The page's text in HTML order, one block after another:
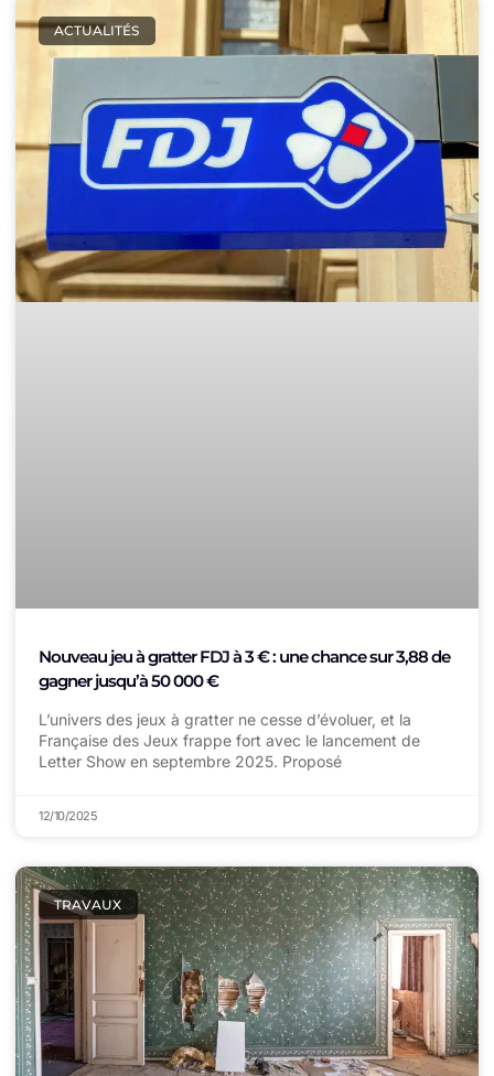
ACTUALITÉS
Nouveau jeu à gratter FDJ à 3 € : une chance sur 3,88 de
gagner jusqu’à 50 000 €
L’univers des jeux à gratter ne cesse d’évoluer, et la
Française des Jeux frappe fort avec le lancement de
Letter Show en septembre 2025. Proposé
12/10/2025
TRAVAUX